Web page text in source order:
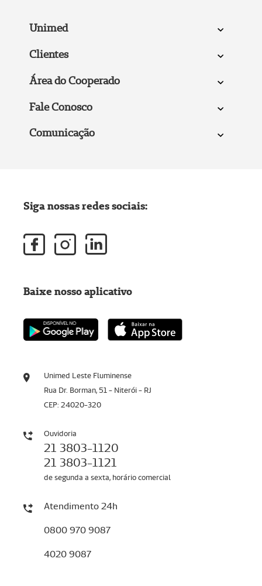
Unimed
Clientes
Área do Cooperado
Fale Conosco
Comunicação
Unimed Leste Fluminense
Rua Dr. Borman, 51 - Niterói - RJ
CEP: 24020-320
Ouvidoria
21 3803-1120
21 3803-1121
de segunda a sexta, horário comercial
Atendimento 24h
0800 970 9087
4020 9087
Siga nossas redes sociais:
Baixe nosso aplicativo